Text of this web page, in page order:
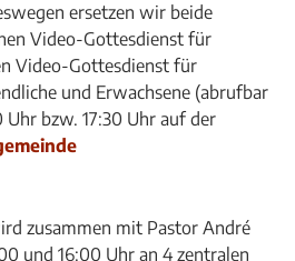
ersetzen wir beide
Video-Gottesdienst für
Video-Gottesdienst für
und Erwachsene (abrufbar
Uhr bzw. 17:30 Uhr auf der
zusammen mit Pastor André
und 16:00 Uhr an 4 zentralen